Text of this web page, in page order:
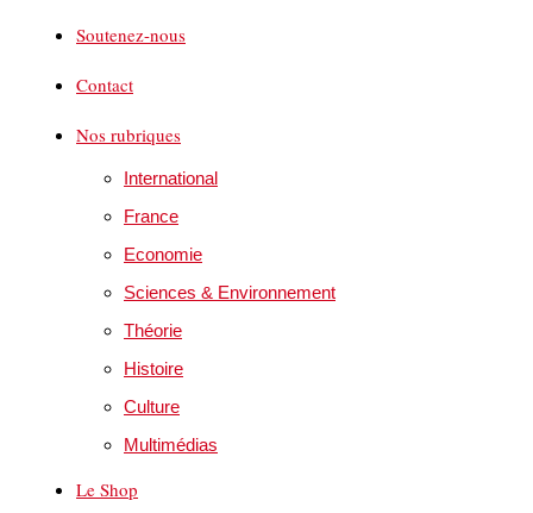
Soutenez-nous
Contact
Nos rubriques
International
France
Economie
Sciences & Environnement
Théorie
Histoire
Culture
Multimédias
Le Shop